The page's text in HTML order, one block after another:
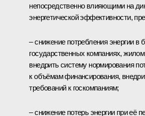
непосредственно влияющими на
энергетической эффективности,
– снижение потребления энергии
государственных компаниях,
внедрить систему нормирования
к объёмам финансирования,
требований к госкомпаниям;
– снижение потерь энергии при её